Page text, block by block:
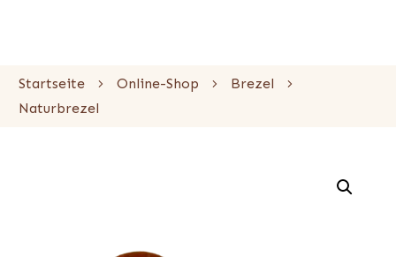
Startseite Online-Shop
Brezel
Naturbrezel